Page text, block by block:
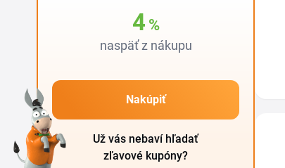
4 %
naspäť z nákupu
Nakúpiť
Už vás nebaví hľadať
zľavové kupóny?